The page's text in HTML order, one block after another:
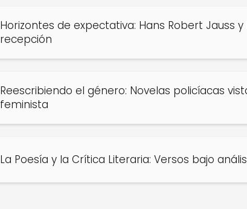
Horizontes de expectativa: Hans Robert Jauss
recepción
Reescribiendo el género: Novelas policíacas
feminista
La Poesía y la Crítica Literaria: Versos bajo